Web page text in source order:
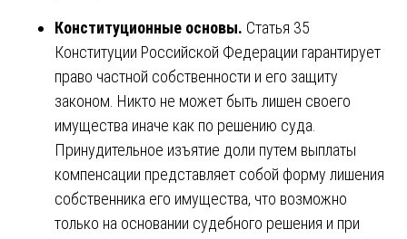
Конституционные основы. Статья 35
Конституции Российской Федерации гарантирует
право частной собственности и его защиту
законом. Никто не может быть лишен своего
имущества иначе как по решению суда.
Принудительное изъятие доли путем выплаты
компенсации представляет собой форму лишения
собственника его имущества, что возможно
только на основании судебного решения и при